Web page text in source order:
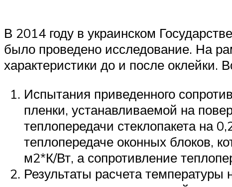
В 2014 году в украинском
было проведено исследование. На
характеристики до и после оклейки.
Испытания приведенного
пленки, устанавливаемой на
теплопередачи стеклопакета на
теплопередаче оконных блоков,
м2*К/Вт, а сопротивление
Результаты расчета температуры